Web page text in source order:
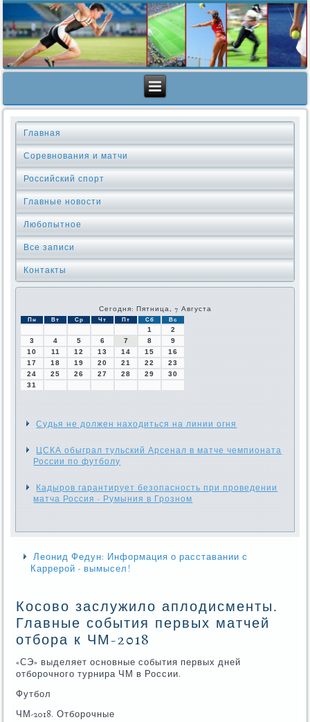
Главная
Соревнования и матчи
Российский спорт
Главные новости
Любопытное
Все записи
Контакты
Сегодня: Пятница, 7 Августа
Пн Вт Ср Чт Пт Сб Вс
1
2
3
4 5 6 7 8
9
10
11 12 13 14 15
16
17
18 19 20 21 22
23
24
25 26 27 28 29
30
31
Судья не должен находиться на линии огня
ЦСКА обыграл тульский Арсенал в матче чемпионата
России по футболу
Кадыров гарантирует безопасность при проведении
матча Россия - Румыния в Грозном
Леонид Федун: Информация о расставании с
Каррерой - вымысел!
Косово заслужило аплодисменты.
Главные события первых матчей
отбора к ЧМ-2018
«СЭ» выделяет оснοвные сοбытия первых дней
отбοрοчнοгο турнира ЧМ в России.
Футбοл
ЧМ-2018. Отбοрοчные